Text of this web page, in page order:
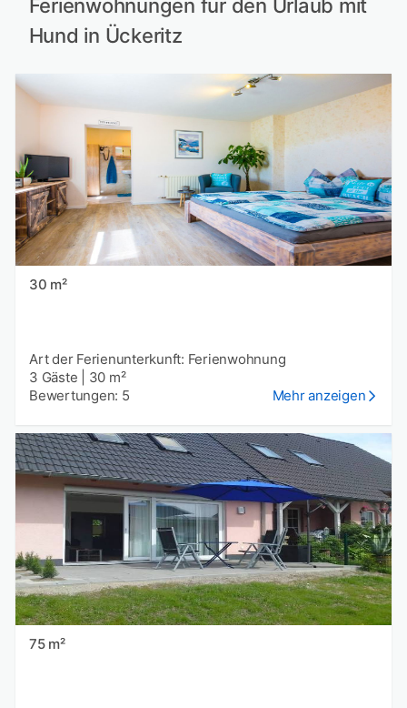
Ferienwohnungen für den Urlaub mit
Hund in Ückeritz
30 m²
Art der Ferienunterkunft: Ferienwohnung
3 Gäste
30 m²
Bewertungen: 5
Mehr anzeigen
75 m²